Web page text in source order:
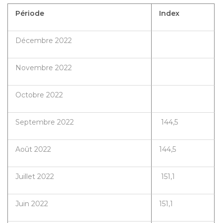
Période Index
Décembre 2022
Novembre 2022
Octobre 2022
Septembre 2022 144,5
Août 2022 144,5
Juillet 2022 151,1
Juin 2022 151,1